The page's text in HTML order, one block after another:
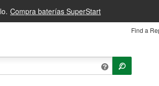
Compra baterías SuperStart
Find a